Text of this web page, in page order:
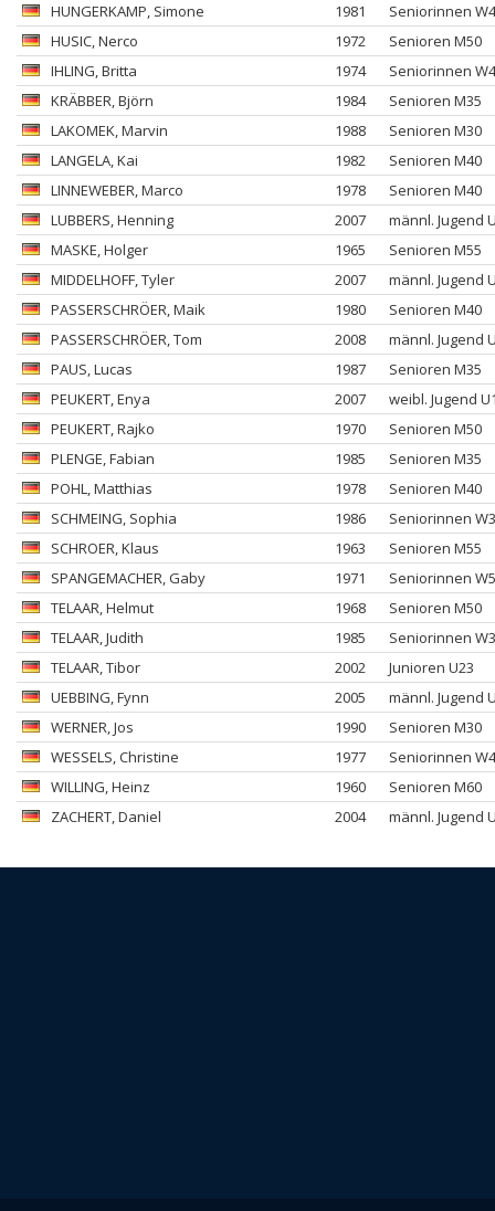
HUNGERKAMP, Simone 1981
Seniorinnen
HUSIC, Nerco 1972
Senioren M50
IHLING, Britta 1974
Seniorinnen
KRÄBBER, Björn 1984
Senioren M35
LAKOMEK, Marvin 1988
Senioren M30
LANGELA, Kai 1982
Senioren M40
LINNEWEBER, Marco 1978
Senioren M40
LUBBERS, Henning 2007
männl. Jugend
MASKE, Holger 1965
Senioren M55
MIDDELHOFF, Tyler 2007
männl. Jugend
PASSERSCHRÖER, Maik 1980
Senioren M40
PASSERSCHRÖER, Tom 2008
männl. Jugend
PAUS, Lucas 1987
Senioren M35
PEUKERT, Enya 2007
weibl. Jugend
PEUKERT, Rajko 1970
Senioren M50
PLENGE, Fabian 1985
Senioren M35
POHL, Matthias 1978
Senioren M40
SCHMEING, Sophia 1986
Seniorinnen
SCHROER, Klaus 1963
Senioren M55
SPANGEMACHER, Gaby 1971
Seniorinnen
TELAAR, Helmut 1968
Senioren M50
TELAAR, Judith 1985
Seniorinnen
TELAAR, Tibor 2002
Junioren U23
UEBBING, Fynn 2005
männl. Jugend
WERNER, Jos 1990
Senioren M30
WESSELS, Christine 1977
Seniorinnen
WILLING, Heinz 1960
Senioren M60
ZACHERT, Daniel 2004 männl. Jugend